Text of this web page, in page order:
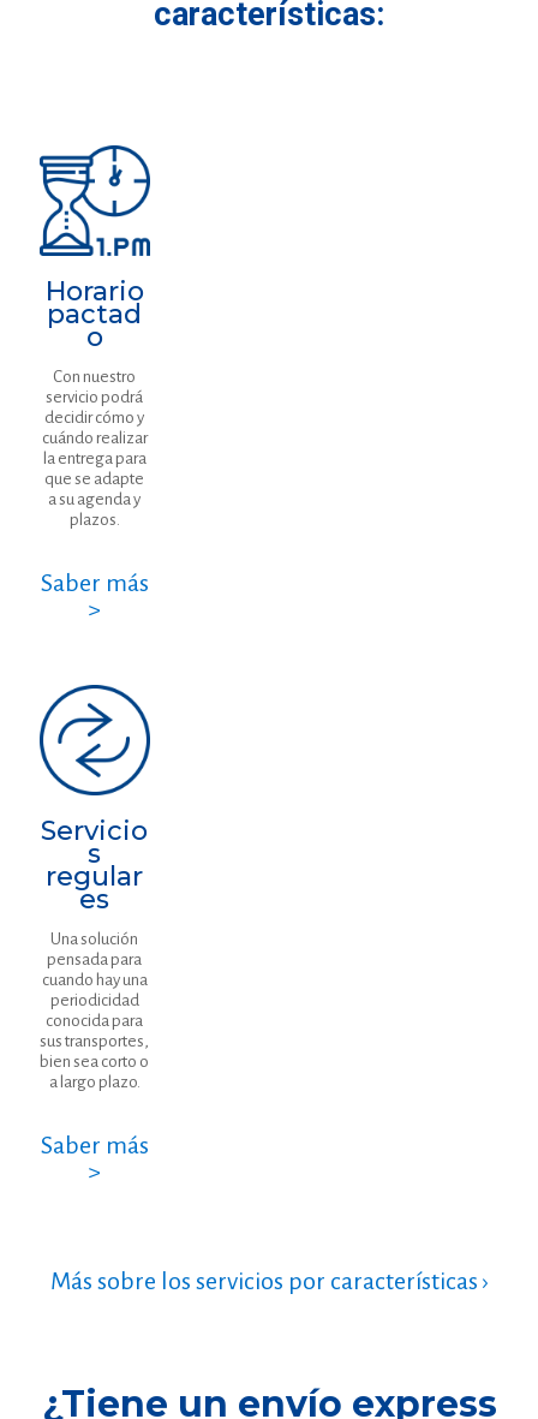
características:
Horario
pactad
o
Con nuestro
servicio podrá
decidir cómo y
cuándo realizar
la entrega para
que se adapte
a su agenda y
plazos.
Saber más
>
Servicio
s
regular
es
Una solución
pensada para
cuando hay una
periodicidad
conocida para
sus transportes,
bien sea corto o
a largo plazo.
Saber más
>
Más sobre los servicios por características ›
¿Tiene un envío express